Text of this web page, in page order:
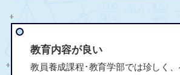
教育内容が良い
教員養成課程･教育学部では珍しく